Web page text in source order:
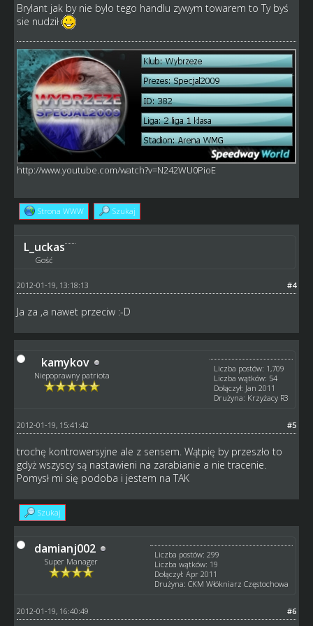
Brylant jak by nie bylo tego handlu zywym towarem to Ty byś
sie nudził
http://www.youtube.com/watch?v=N242WU0PioE
Strona WWW Szukaj
L_uckas
Gość
#4
2012-01-19, 13:18:13
Ja za ,a nawet przeciw :-D
kamykov
Niepoprawny patriota
Liczba postów: 1,709
Liczba wątków: 54
Dołączył: Jan 2011
Drużyna: Krzyżacy R3
#5
2012-01-19, 15:41:42
trochę kontrowersyjne ale z sensem. Wątpię by przeszło to
gdyż wszyscy są nastawieni na zarabianie a nie tracenie.
Pomysł mi się podoba i jestem na TAK
Szukaj
damianj002
Super Manager
Liczba postów: 299
Liczba wątków: 19
Dołączył: Apr 2011
Drużyna: CKM Włókniarz Częstochowa
#6
2012-01-19, 16:40:49